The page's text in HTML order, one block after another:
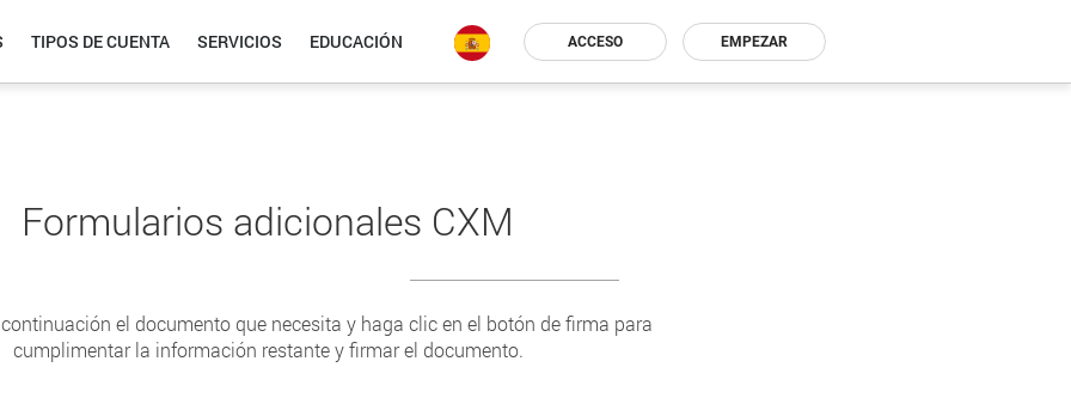
TIPOS DE CUENTA SERVICIOS EDUCACIÓN ACCESO EMPEZAR
Formularios adicionales CXM
el documento que necesita y haga clic en el botón de firma para
cumplimentar la información restante y firmar el documento.